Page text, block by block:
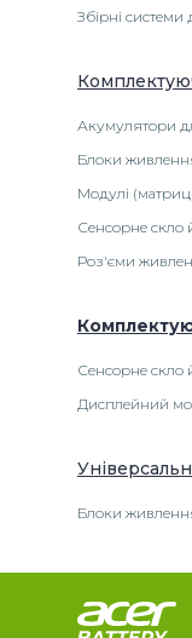
Збірні
Акумулятори
Блоки
Модулі
Сенсорне скло
Роз'єми
Сенсорне скло
Дисплейний
Блоки